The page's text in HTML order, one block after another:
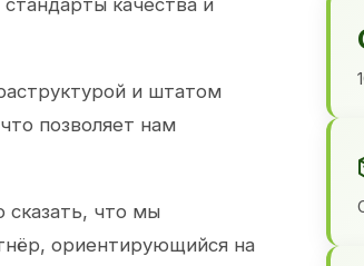
качества и
и штатом
позволяет нам
что мы
ориентирующийся на